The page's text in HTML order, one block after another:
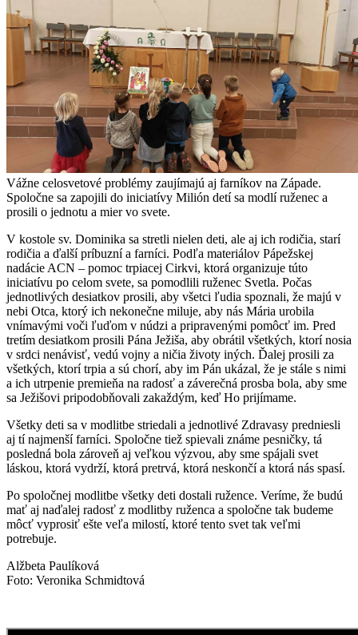
Vážne celosvetové problémy zaujímajú aj farníkov na Západe.
Spoločne sa zapojili do iniciatívy Milión detí sa modlí ruženec a
prosili o jednotu a mier vo svete.
V kostole sv. Dominika sa stretli nielen deti, ale aj ich rodičia, starí
rodičia a ďalší príbuzní a farníci. Podľa materiálov Pápežskej
nadácie ACN – pomoc trpiacej Cirkvi, ktorá organizuje túto
iniciatívu po celom svete, sa pomodlili ruženec Svetla. Počas
jednotlivých desiatkov prosili, aby všetci ľudia spoznali, že majú v
nebi Otca, ktorý ich nekonečne miluje, aby nás Mária urobila
vnímavými voči ľuďom v núdzi a pripravenými pomôcť im. Pred
tretím desiatkom prosili Pána Ježiša, aby obrátil všetkých, ktorí nosia
v srdci nenávisť, vedú vojny a ničia životy iných. Ďalej prosili za
všetkých, ktorí trpia a sú chorí, aby im Pán ukázal, že je stále s nimi
a ich utrpenie premieňa na radosť a záverečná prosba bola, aby sme
sa Ježišovi pripodobňovali zakaždým, keď Ho prijímame.
Všetky deti sa v modlitbe striedali a jednotlivé Zdravasy predniesli
aj tí najmenší farníci. Spoločne tiež spievali známe pesničky, tá
posledná bola zároveň aj veľkou výzvou, aby sme spájali svet
láskou, ktorá vydrží, ktorá pretrvá, ktorá neskončí a ktorá nás spasí.
Po spoločnej modlitbe všetky deti dostali ružence. Veríme, že budú
mať aj naďalej radosť z modlitby ruženca a spoločne tak budeme
môcť vyprosiť ešte veľa milostí, ktoré tento svet tak veľmi
potrebuje.
Alžbeta Paulíková
Foto: Veronika Schmidtová